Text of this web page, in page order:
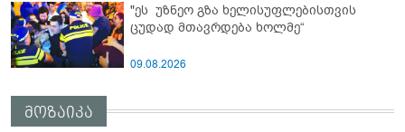
"ეს უზნეო გზა ხელისუფლებისთვის
ცუდად მთავრდება ხოლმე“
09.08.2026
მოზაიკა